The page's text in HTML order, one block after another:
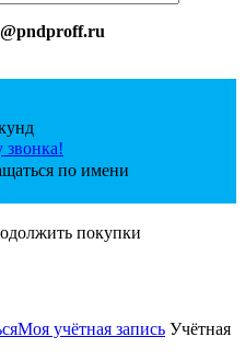
по имени
покупки
Моя учётная запись Учётная